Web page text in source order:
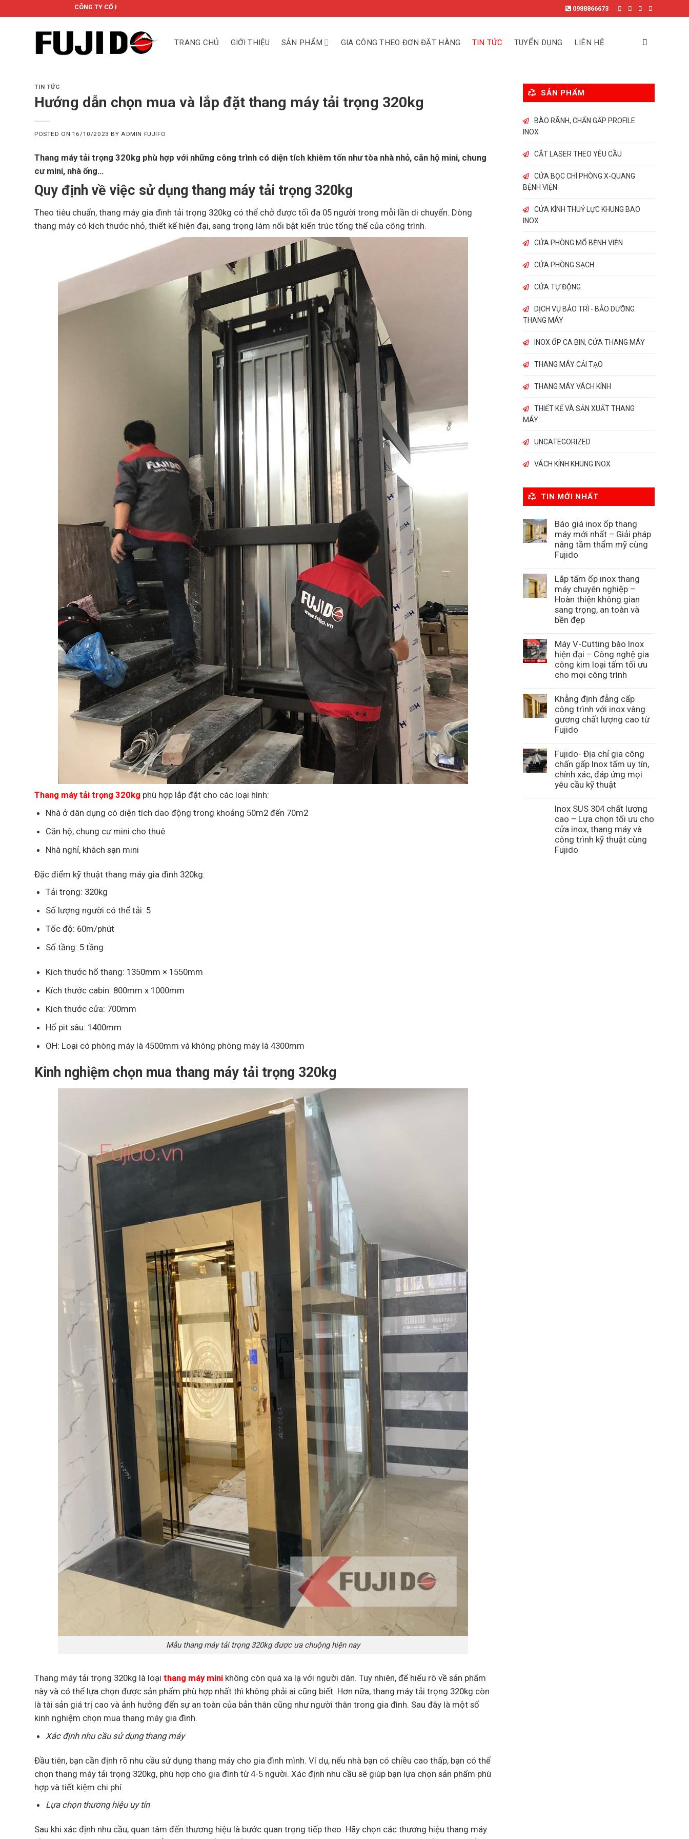
to
TY CỔ PHẦN FUJIDO 0988866673
TRANG CHỦ GIỚI THIỆU SẢN PHẨM GIA CÔNG THEO ĐƠN ĐẶT HÀNG TIN TỨC TUYỂN DỤNG LIÊN HỆ
TIN TỨC
Hướng dẫn chọn mua và lắp đặt thang máy tải trọng 320kg
POSTED ON 16/10/2023 BYADMIN FUJIFO
Thang máy tải trọng 320kg phù hợp với những công trình có diện tích khiêm tốn như tòa nhà nhỏ, căn hộ mini, chung
cư mini, nhà ống…
Quy định về việc sử dụng thang máy tải trọng 320kg
Theo tiêu chuẩn, thang máy gia đình tải trọng 320kg có thể chở được tối đa 05 người trong mỗi lần di chuyển. Dòng
thang máy có kích thước nhỏ, thiết kế hiện đại, sang trọng làm nổi bật kiến trúc tổng thể của công trình.
Thang máy tải trọng 320kg phù hợp lắp đặt cho các loại hình:
Nhà ở dân dụng có diện tích dao động trong khoảng 50m2 đến 70m2
Căn hộ, chung cư mini cho thuê
Nhà nghỉ, khách sạn mini
Đặc điểm kỹ thuật thang máy gia đình 320kg:
Tải trọng: 320kg
Số lượng người có thể tải: 5
Tốc độ: 60m/phút
Số tầng: 5 tầng
Kích thước hố thang: 1350mm × 1550mm
Kích thước cabin: 800mm x 1000mm
Kích thước cửa: 700mm
Hố pit sâu: 1400mm
OH: Loại có phòng máy là 4500mm và không phòng máy là 4300mm
Kinh nghiệm chọn mua thang máy tải trọng 320kg
Mẫu thang máy tải trọng 320kg được ưa chuộng hiện nay
Thang máy tải trọng 320kg là loại thang máy mini không còn quá xa lạ với người dân. Tuy nhiên, để hiểu rõ về sản phẩm
này và có thể lựa chọn được sản phẩm phù hợp nhất thì không phải ai cũng biết. Hơn nữa, thang máy tải trọng 320kg còn
là tài sản giá trị cao và ảnh hưởng đến sự an toàn của bản thân cũng như người thân trong gia đình. Sau đây là một số
kinh nghiệm chọn mua thang máy gia đình.
Xác định nhu cầu sử dụng thang máy
Đầu tiên, bạn cần định rõ nhu cầu sử dụng thang máy cho gia đình mình. Ví dụ, nếu nhà bạn có chiều cao thấp, bạn có thể
chọn thang máy tải trọng 320kg, phù hợp cho gia đình từ 4-5 người. Xác định nhu cầu sẽ giúp bạn lựa chọn sản phẩm phù
hợp và tiết kiệm chi phí.
Lựa chọn thương hiệu uy tín
Sau khi xác định nhu cầu, quan tâm đến thương hiệu là bước quan trọng tiếp theo. Hãy chọn các thương hiệu thang máy
SẢN PHẨM
BÀO RÃNH, CHẤN GẤP PROFILE
INOX
CẮT LASER THEO YÊU CẦU
CỬA BỌC CHÌ PHÒNG X-QUANG
BỆNH VIỆN
CỬA KÍNH THUỶ LỰC KHUNG BAO
INOX
CỬA PHÒNG MỔ BỆNH VIỆN
CỬA PHÒNG SẠCH
CỬA TỰ ĐỘNG
DỊCH VỤ BẢO TRÌ - BẢO DƯỠNG
THANG MÁY
INOX ỐP CA BIN, CỬA THANG MÁY
THANG MÁY CẢI TẠO
THANG MÁY VÁCH KÍNH
THIẾT KẾ VÀ SẢN XUẤT THANG
MÁY
UNCATEGORIZED
VÁCH KÍNH KHUNG INOX
TIN MỚI NHẤT
Báo giá inox ốp thang
máy mới nhất – Giải pháp
nâng tầm thẩm mỹ cùng
Fujido
Lắp tấm ốp inox thang
máy chuyên nghiệp –
Hoàn thiện không gian
sang trọng, an toàn và
bền đẹp
Máy V-Cutting bào Inox
hiện đại – Công nghệ gia
công kim loại tấm tối ưu
cho mọi công trình
Khẳng định đẳng cấp
công trình với inox vàng
gương chất lượng cao từ
Fujido
Fujido- Địa chỉ gia công
chấn gấp Inox tấm uy tín,
chính xác, đáp ứng mọi
yêu cầu kỹ thuật
Inox SUS 304 chất lượng
cao – Lựa chọn tối ưu cho
cửa inox, thang máy và
công trình kỹ thuật cùng
Fujido